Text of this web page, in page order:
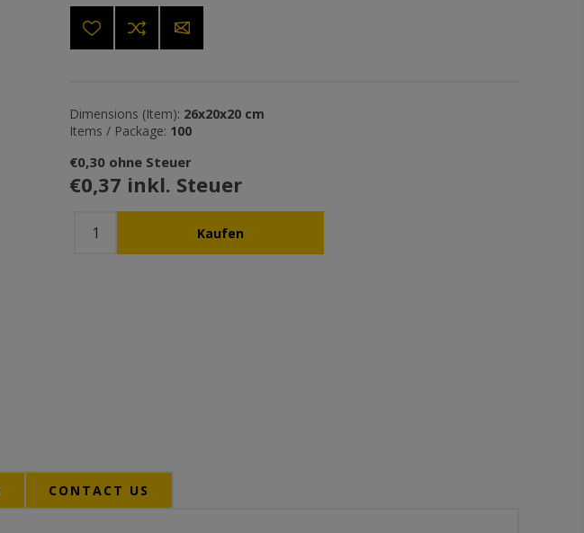
Dimensions (Item): 26x20x20 cm
Items / Package: 100
€0,30 ohne Steuer
€0,37 inkl. Steuer
CONTACT US